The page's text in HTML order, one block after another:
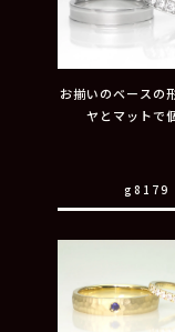
お揃いのベースの
ヤとマットで
g8179